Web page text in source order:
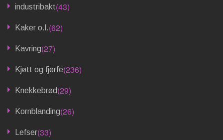
industribakt(43)
Kaker o.l.(62)
Kavring(27)
Kjøtt og fjørfe(236)
Knekkebrød(29)
Kornblanding(26)
Lefser(33)